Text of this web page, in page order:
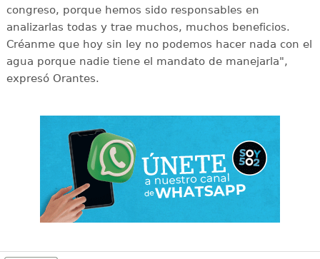
congreso, porque hemos sido responsables en
analizarlas todas y trae muchos, muchos beneficios.
Créanme que hoy sin ley no podemos hacer nada con el
agua porque nadie tiene el mandato de manejarla",
expresó Orantes.